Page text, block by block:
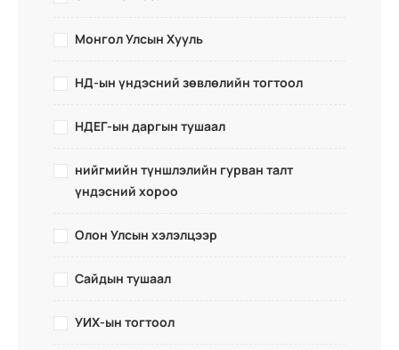
Монгол Улсын Хууль
НД-ын үндэсний зөвлөлийн тогтоол
НДЕГ-ын даргын тушаал
нийгмийн түншлэлийн гурван талт
үндэсний хороо
Олон Улсын хэлэлцээр
Сайдын тушаал
УИХ-ын тогтоол